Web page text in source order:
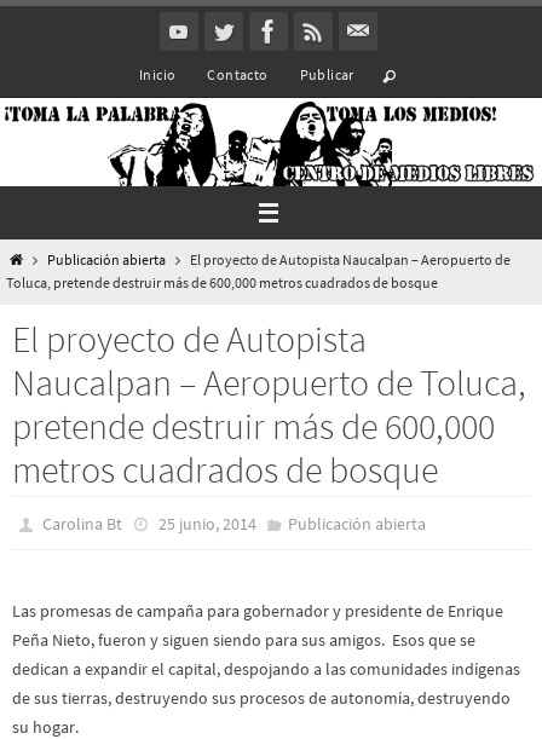
Inicio Contacto Publicar
InicioPublicación abierta
El proyecto de Autopista Naucalpan – Aeropuerto de
Toluca, pretende destruir más de 600,000 metros cuadrados de bosque
El proyecto de Autopista
Naucalpan – Aeropuerto de Toluca,
pretende destruir más de 600,000
metros cuadrados de bosque
Carolina Bt 25 junio, 2014 Publicación abierta
Las promesas de campaña para gobernador y presidente de Enrique
Peña Nieto, fueron y siguen siendo para sus amigos. Esos que se
dedican a expandir el capital, despojando a las comunidades indígenas
de sus tierras, destruyendo sus procesos de autonomía, destruyendo
su hogar.